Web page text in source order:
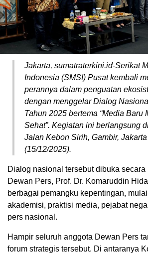
Jakarta, sumatraterkini.id-Serikat
Indonesia (SMSI) Pusat kembali
perannya dalam penguatan
dengan menggelar Dialog
Tahun 2025 bertema “Media Baru
Sehat”. Kegiatan ini berlangsung
Jalan Kebon Sirih, Gambir,
(15/12/2025).
Dialog nasional tersebut dibuka secara
Dewan Pers, Prof. Dr. Komaruddin
berbagai pemangku kepentingan,
akademisi, praktisi media, pejabat
pers nasional.
Hampir seluruh anggota Dewan Pers
forum strategis tersebut. Di antaranya